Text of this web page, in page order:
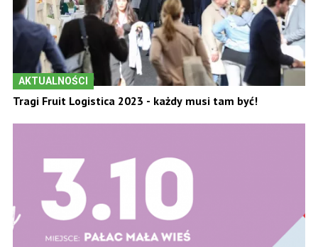
AKTUALNOŚCI
Tragi Fruit Logistica 2023 - każdy musi tam być!